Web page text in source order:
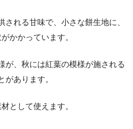
される甘味で、小さな餅生地に、
かかっています。
が、秋には紅葉の模様が施される
があります。
として使えます。